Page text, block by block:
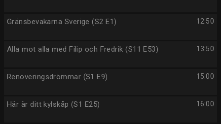
12:50
Gränsbevakarna Sverige (S2 E1)
13:50
Alla mot alla med Filip och Fredrik (S11 E53)
15:00
Renoveringsdrömmar (S1 E9)
16:00
Här är ditt kylskåp (S1 E25)